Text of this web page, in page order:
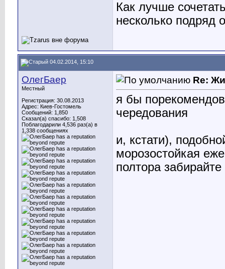
Как лучше
несколько подряд
04.02.2014, 15:10
ОлегБаер
Местный
Регистрация: 30.08.2013
Адрес: Киев-Гостомель
Сообщений: 1,850
Сказал(а) спасибо: 1,508
Поблагодарили 4,536 раз(а) в
1,338 сообщениях
Re:
я бы
чередования
и, кстати),
морозостойкая
полтора